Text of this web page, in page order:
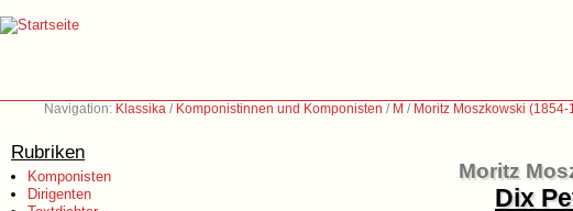
Navigation: Klassika / Komponistinnen und Komponisten / M / Moritz Moszkowski (1854-
Rubriken
Komponisten
Dirigenten
Moritz
Dix